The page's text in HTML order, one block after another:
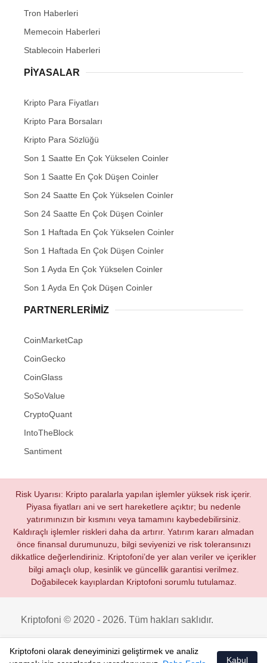
Tron Haberleri
Memecoin Haberleri
Stablecoin Haberleri
PIYASALAR
Kripto Para Fiyatları
Kripto Para Borsaları
Kripto Para Sözlüğü
Son 1 Saatte En Çok Yükselen Coinler
Son 1 Saatte En Çok Düşen Coinler
Son 24 Saatte En Çok Yükselen Coinler
Son 24 Saatte En Çok Düşen Coinler
Son 1 Haftada En Çok Yükselen Coinler
Son 1 Haftada En Çok Düşen Coinler
Son 1 Ayda En Çok Yükselen Coinler
Son 1 Ayda En Çok Düşen Coinler
PARTNERLERIMIZ
CoinMarketCap
CoinGecko
CoinGlass
SoSoValue
CryptoQuant
IntoTheBlock
Santiment
Risk Uyarısı: Kripto paralarla yapılan işlemler yüksek risk içerir.
Piyasa fiyatları ani ve sert hareketlere açıktır; bu nedenle
yatırımınızın bir kısmını veya tamamını kaybedebilirsiniz.
Kaldıraçlı işlemler riskleri daha da artırır. Yatırım kararı almadan
önce finansal durumunuzu, bilgi seviyenizi ve risk toleransınızı
dikkatlice değerlendiriniz. Kriptofoni’de yer alan veriler ve içerikler
bilgi amaçlı olup, kesinlik ve güncellik garantisi verilmez.
Doğabilecek kayıplardan Kriptofoni sorumlu tutulamaz.
Kriptofoni © 2020 - 2026. Tüm hakları saklıdır.
Kriptofoni olarak deneyiminizi geliştirmek ve analiz
Kabul